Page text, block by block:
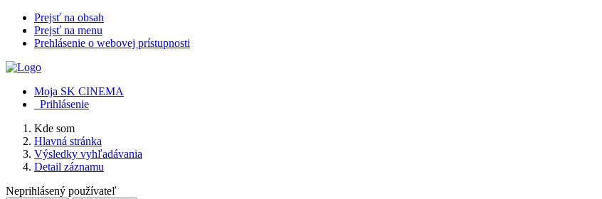
Prejsť na obsah
Prejsť na menu
Prehlásenie o webovej prístupnosti
Moja SK CINEMA
Prihlásenie
Kde som
Hlavná stránka
Výsledky vyhľadávania
Detail záznamu
Neprihlásený používateľ